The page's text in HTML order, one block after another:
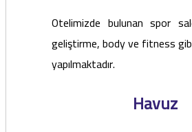
Otelimizde bulunan spor
geliştirme, body ve fitness
yapılmaktadır.
Havuz